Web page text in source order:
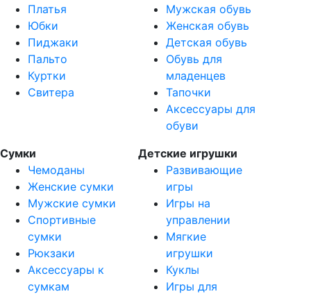
Платья
Юбки
Пиджаки
Пальто
Куртки
Свитера
Мужская обувь
Женская обувь
Детская обувь
Обувь для
младенцев
Тапочки
Аксессуары для
обуви
Сумки
Чемоданы
Женские сумки
Мужские сумки
Спортивные
сумки
Рюкзаки
Аксессуары к
сумкам
Детские игрушки
Развивающие
игры
Игры на
управлении
Мягкие
игрушки
Куклы
Игры для